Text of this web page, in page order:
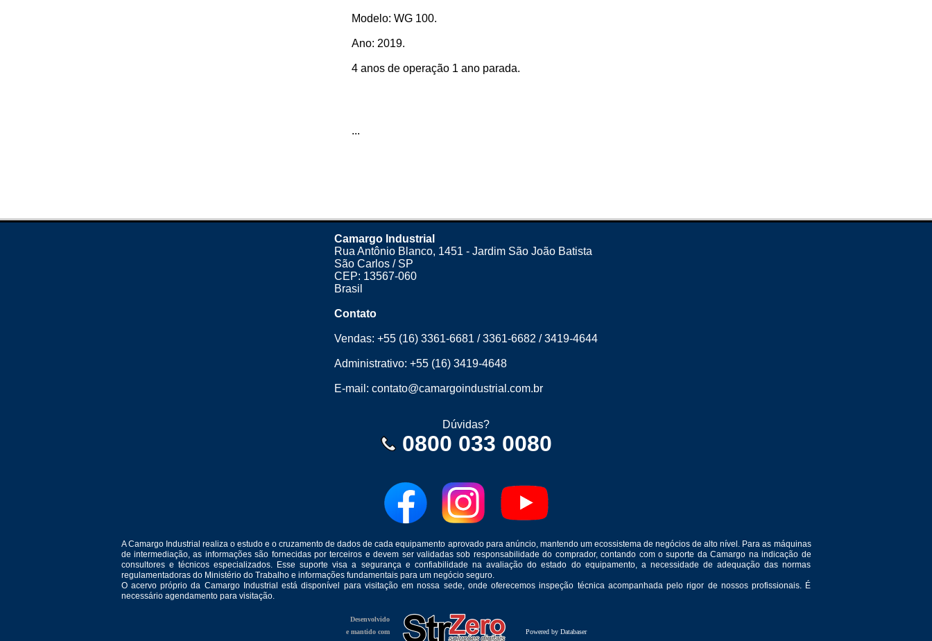
Modelo: WG 100.
Ano: 2019.
4 anos de operação 1 ano parada.
...
Camargo Industrial
Rua Antônio Blanco, 1451 - Jardim São João Batista
São Carlos / SP
CEP: 13567-060
Brasil
Contato
Vendas: +55 (16) 3361-6681 /3361-6682 /3419-4644
Administrativo: +55 (16) 3419-4648
E-mail: contato@camargoindustrial.com.br
Dúvidas?
0800 033 0080
A Camargo Industrial realiza o estudo e o cruzamento de dados de cada equipamento aprovado para anúncio, mantendo um ecossistema de negócios de alto nível. Para as máquinas
de intermediação, as informações são fornecidas por terceiros e devem ser validadas sob responsabilidade do comprador, contando com o suporte da Camargo na indicação de
consultores e técnicos especializados. Esse suporte visa a segurança e confiabilidade na avaliação do estado do equipamento, a necessidade de adequação das normas
regulamentadoras do Ministério do Trabalho e informações fundamentais para um negócio seguro.
O acervo próprio da Camargo Industrial está disponível para visitação em nossa sede, onde oferecemos inspeção técnica acompanhada pelo rigor de nossos profissionais. É
necessário agendamento para visitação.
Desenvolvido
e mantido com
Powered by Databaser